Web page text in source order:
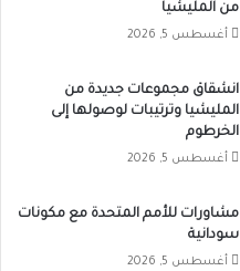
من المليشيا
أغسطس 5, 2026
انشقاق مجموعات جديدة من
المليشيا وترتيبات لوصولها إلى
الخرطوم
أغسطس 5, 2026
مشاورات للأمم المتحدة مع مكونات
سودانية
أغسطس 5, 2026